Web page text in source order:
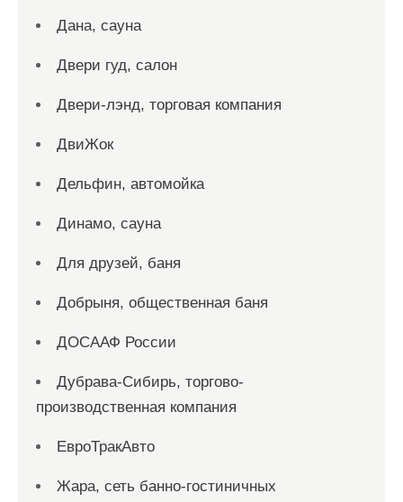
Дана, сауна
Двери гуд, салон
Двери-лэнд, торговая компания
ДвиЖок
Дельфин, автомойка
Динамо, сауна
Для друзей, баня
Добрыня, общественная баня
ДОСААФ России
Дубрава-Сибирь, торгово-
производственная компания
ЕвроТракАвто
Жара, сеть банно-гостиничных